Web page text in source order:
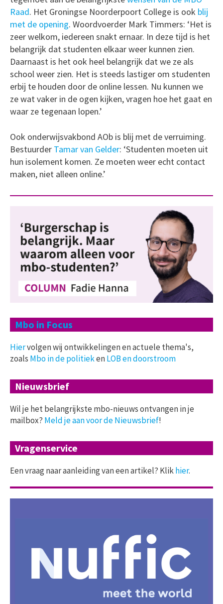
Raad. Het Groningse Noorderpoort College is ook blij
met de opening. Woordvoerder Mark Timmers: ‘Het is
zeer welkom, iedereen snakt ernaar. In deze tijd is het
belangrijk dat studenten elkaar weer kunnen zien.
Daarnaast is het ook heel belangrijk dat we ze als
school weer zien. Het is steeds lastiger om studenten
erbij te houden door de online lessen. Nu kunnen we
ze wat vaker in de ogen kijken, vragen hoe het gaat en
waar ze tegenaan lopen.’
Ook onderwijsvakbond AOb is blij met de verruiming.
Bestuurder Tamar van Gelder: ‘Studenten moeten uit
hun isolement komen. Ze moeten weer echt contact
maken, niet alleen online.’
Mbo in Focus
Hiervolgen wij ontwikkelingen en actuele thema's,
zoals Mbo in de politiekenLOB en doorstroom
Nieuwsbrief
Wil je het belangrijkste mbo-nieuws ontvangen in je
mailbox? Meld je aan voor de Nieuwsbrief!
Vragenservice
Een vraag naar aanleiding van een artikel? Klikhier.